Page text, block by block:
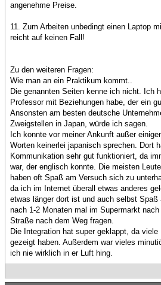
angenehme Preise.
11. Zum Arbeiten unbedingt einen Laptop
reicht auf keinen Fall!
Zu den weiteren Fragen:
Wie man an ein Praktikum kommt..
Die genannten Seiten kenne ich nicht. Ich
Professor mit Beziehungen habe, der ein
Ansonsten am besten deutsche
Zweigstellen in Japan, würde ich sagen.
Ich konnte vor meiner Ankunft außer
Worten keinerlei japanisch sprechen. Dort
Kommunikation sehr gut funktioniert, da
war, der englisch konnte. Die meisten
haben oft Spaß am Versuch sich zu
da ich im Internet überall etwas anderes
etwas länger dort ist und auch selbst Spaß
nach 1-2 Monaten mal im Supermarkt
Straße nach dem Weg fragen.
Die Integration hat super geklappt, da
gezeigt haben. Außerdem war vieles
ich nie wirklich in er Luft hing.